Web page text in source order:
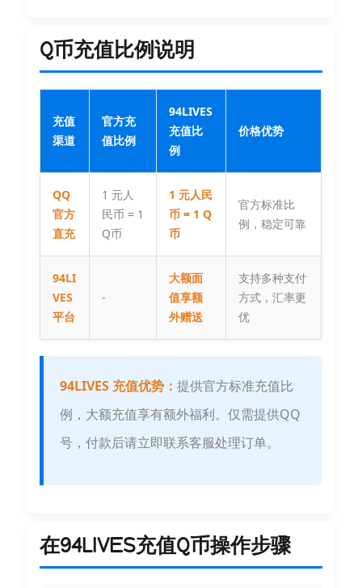
Q币充值比例说明
充值
渠道
官方充
值比例
94LIVES
充值比
例
价格优势
QQ
官方
直充
1 元人
民币 = 1
Q币
1 元人民
币 = 1 Q
币
官方标准比
例，稳定可靠
94LI
VES
平台
-
大额面
值享额
外赠送
支持多种支付
方式，汇率更
优
94LIVES 充值优势：提供官方标准充值比
例，大额充值享有额外福利。仅需提供QQ
号，付款后请立即联系客服处理订单。
在94LIVES充值Q币操作步骤